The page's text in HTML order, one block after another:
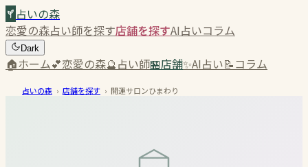
占いの森
恋愛の森占い師を探す店舗を探すAI占いコラム
Dark
🏠ホーム💕恋愛の森🔮占い師🏪店舗✨AI占い📝コラム
占いの森 › 店舗を探す › 開運サロンひまわり